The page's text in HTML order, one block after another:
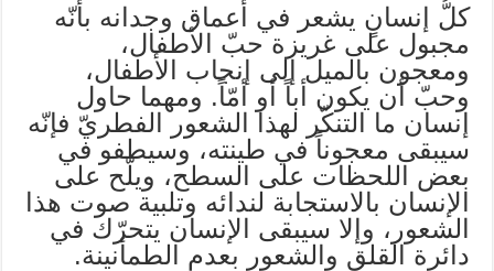
كلُّ إنسانٍ يشعر في أعماق وجدانه بأنّه
مجبول على غريزة حبّ الأطفال،
ومعجون بالميل إلى إنجاب الأطفال،
وحبّ أن يكون أباً أو أمّاً. ومهما حاول
إنسان ما التنكّر لهذا الشعور الفطريّ فإنّه
سيبقى معجوناً في طينته، وسيطفو في
بعض اللحظات على السطح، ويلّح على
الإنسان بالاستجابة لندائه وتلبية صوت هذا
الشعور، وإلا سيبقى الإنسان يتحرّك في
دائرة القلق والشعور بعدم الطمأنينة.